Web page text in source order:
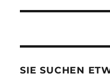
SIE SUCHEN